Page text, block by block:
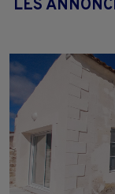
LES